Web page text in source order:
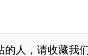
的人，请收藏我